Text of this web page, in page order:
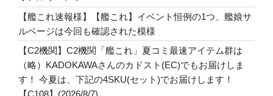
【艦これ速報様】【艦これ】イベント恒例の1つ、艦娘サ
ルベージは今回も確認された模様
【C2機関】C2機関「艦これ」夏コミ最速アイテム群は
（略）KADOKAWAさんのカドスト(EC)でもお届けしま
す！ 今夏は、下記の4SKU(セット)でお届けします！
【C108】(2026/8/7)